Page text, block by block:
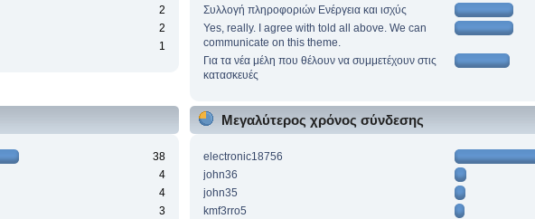
2
2
1
Συλλογή πληροφοριών Ενέργεια και ισχύς
Yes, really. I agree with told all above. We can
communicate on this theme.
Για τα νέα μέλη που θέλουν να συμμετέχουν στις
κατασκευές
38
4
4
3
Μεγαλύτερος χρόνος σύνδεσης
electronic18756
john36
john35
kmf3rro5